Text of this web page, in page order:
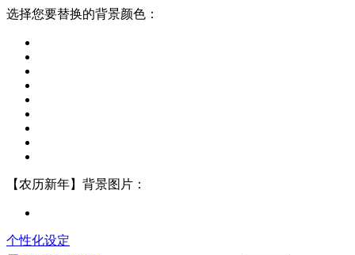
选择您要替换的背景颜色：
【农历新年】背景图片：
个性化设定